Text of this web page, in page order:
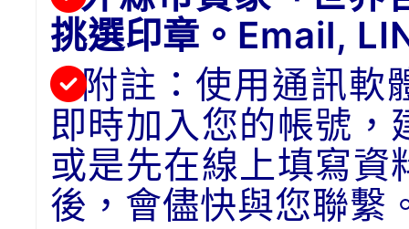
挑選印章。Email,
附註：使用通訊軟
即時加入您的帳號，
或是先在線上填寫資
後，會儘快與您聯繫